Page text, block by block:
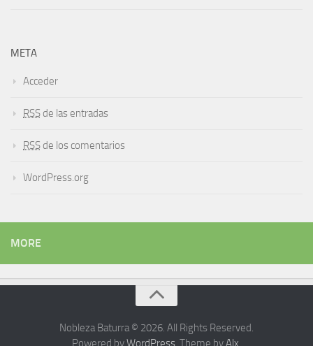
META
Acceder
RSS de las entradas
RSS de los comentarios
WordPress.org
MORE
Nobleza Baturra © 2026. All Rights Reserved.
Powered byWordPress . Theme byAlx